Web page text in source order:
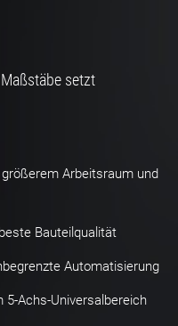
setzt
Arbeitsraum und
Bauteilqualität
Automatisierung
5-Achs-Universalbereich